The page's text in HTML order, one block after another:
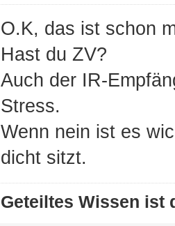
O.K, das ist schon
Hast du ZV?
Auch der IR-
Stress.
Wenn nein ist es
dicht sitzt.
Geteiltes Wissen ist